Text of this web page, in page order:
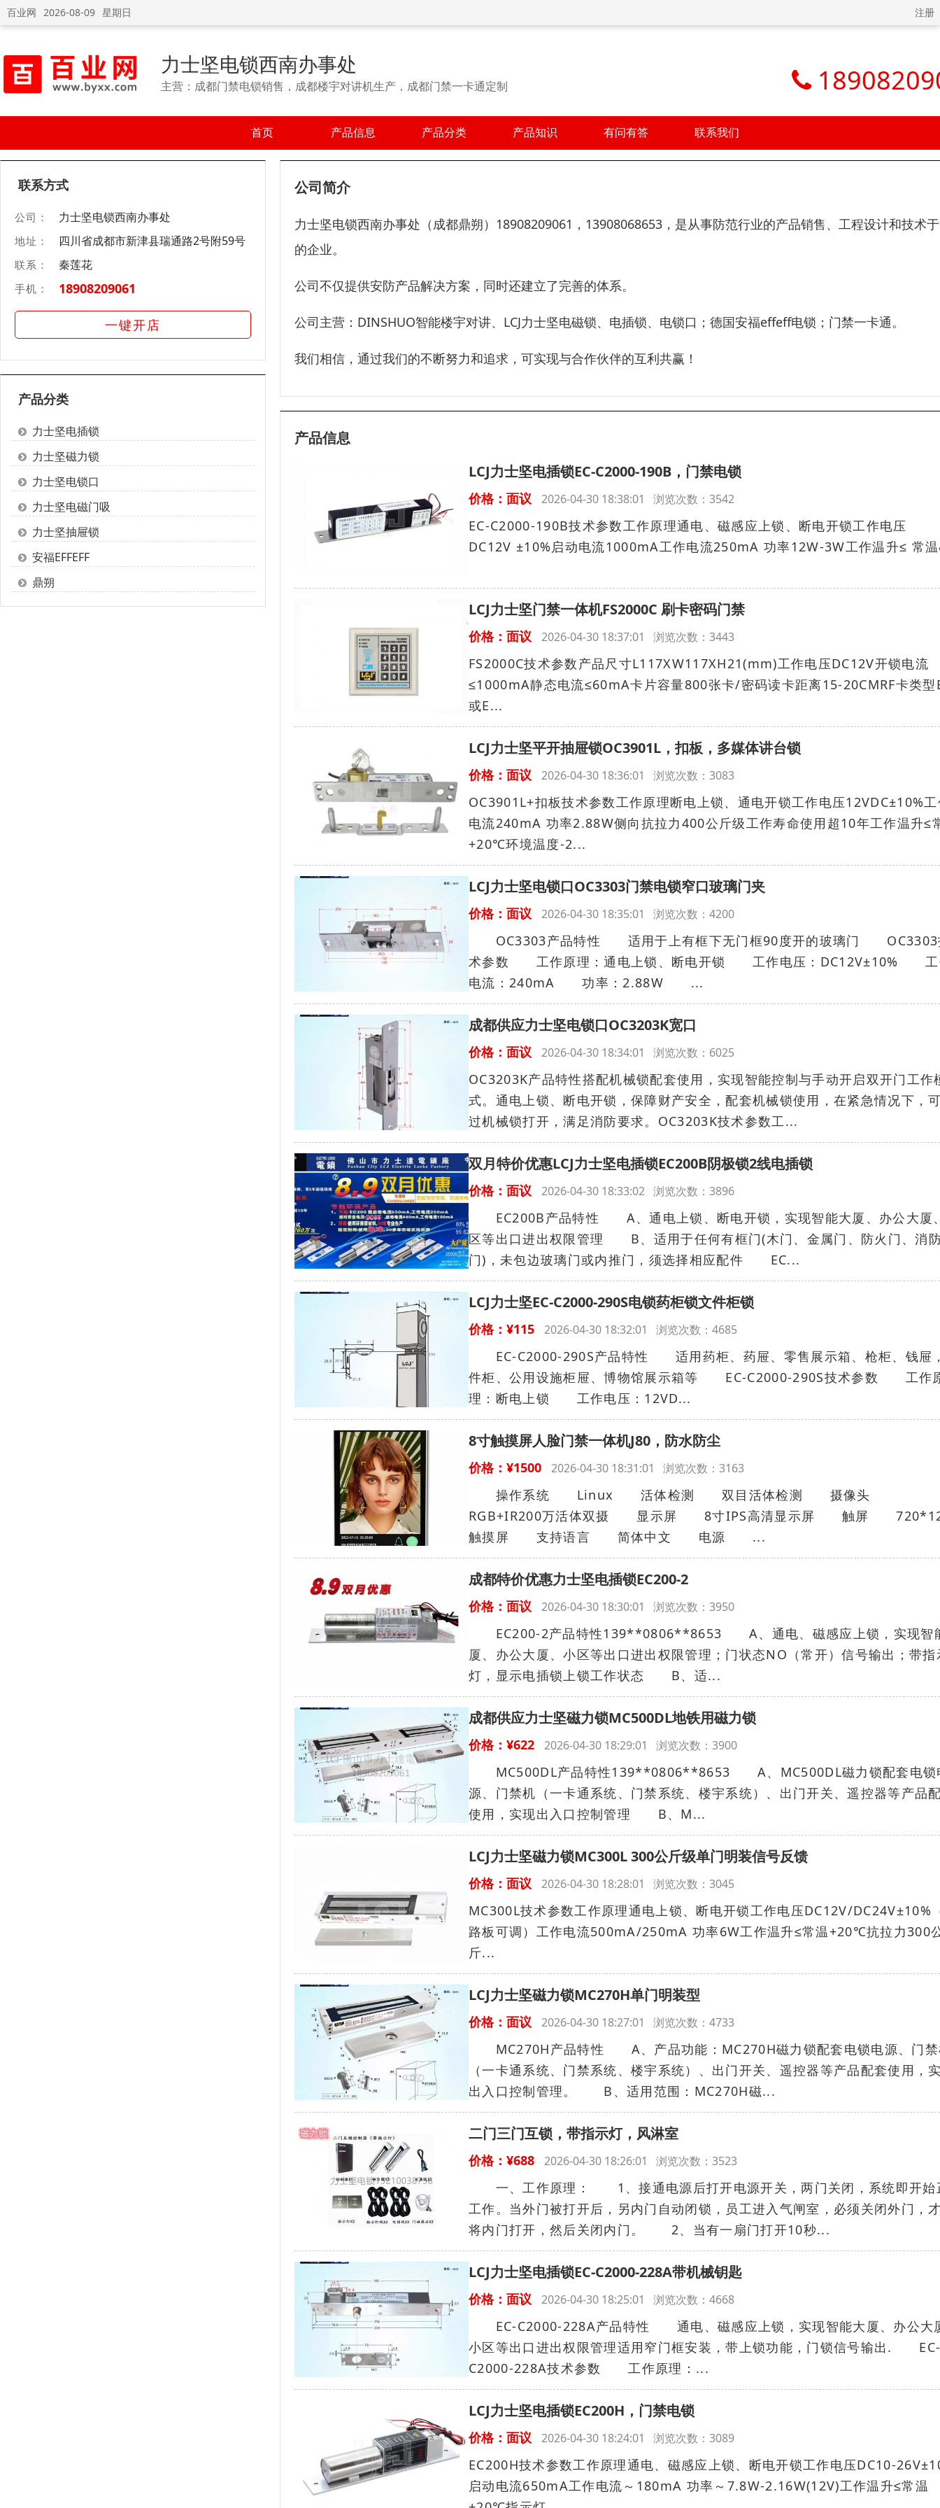
百业网 2026-08-09 星期日 注册
力士坚电锁西南办事处
主营：成都门禁电锁销售，成都楼宇对讲机生产，成都门禁一卡通定制
首页 产品信息 产品分类 产品知识 有问有答 联系我们
联系方式
公司： 力士坚电锁西南办事处
地址： 四川省成都市新津县瑞通路2号附59号
联系： 秦莲花
手机： 18908209061
一键开店
产品分类
力士坚电插锁
力士坚磁力锁
力士坚电锁口
力士坚电磁门吸
力士坚抽屉锁
安福EFFEFF
鼎朔
公司简介
力士坚电锁西南办事处（成都鼎朔）18908209061，13908068653，是从事防范行业的产品销售、工程设计和技术
的企业。
公司不仅提供安防产品解决方案，同时还建立了完善的体系。
公司主营：DINSHUO智能楼宇对讲、LCJ力士坚电磁锁、电插锁、电锁口；德国安福effeff电锁；门禁一卡通。
我们相信，通过我们的不断努力和追求，可实现与合作伙伴的互利共赢！
产品信息
LCJ力士坚电插锁EC-C2000-190B，门禁电锁
价格：面议 2026-04-30 18:38:01 浏览次数：3542
EC-C2000-190B技术参数工作原理通电、磁感应上锁、断电开锁工作电压
DC12V ±10%启动电流1000mA工作电流250mA 功率12W-3W工作温升≤ 常
LCJ力士坚门禁一体机FS2000C 刷卡密码门禁
价格：面议 2026-04-30 18:37:01 浏览次数：3443
FS2000C技术参数产品尺寸L117XW117XH21(mm)工作电压DC12V开锁电流
≤1000mA静态电流≤60mA卡片容量800张卡/密码读卡距离15-20CMRF卡类型
或E...
LCJ力士坚平开抽屉锁OC3901L，扣板，多媒体讲台锁
价格：面议 2026-04-30 18:36:01 浏览次数：3083
OC3901L+扣板技术参数工作原理断电上锁、通电开锁工作电压12VDC±10%
电流240mA 功率2.88W侧向抗拉力400公斤级工作寿命使用超10年工作温升≤
+20℃环境温度-2...
LCJ力士坚电锁口OC3303门禁电锁窄口玻璃门夹
价格：面议 2026-04-30 18:35:01 浏览次数：4200
OC3303产品特性 适用于上有框下无门框90度开的玻璃门 OC3303
术参数 工作原理：通电上锁、断电开锁 工作电压：DC12V±10% 工
电流：240mA 功率：2.88W ...
成都供应力士坚电锁口OC3203K宽口
价格：面议 2026-04-30 18:34:01 浏览次数：6025
OC3203K产品特性搭配机械锁配套使用，实现智能控制与手动开启双开门工作
式。通电上锁、断电开锁，保障财产安全，配套机械锁使用，在紧急情况下，
过机械锁打开，满足消防要求。OC3203K技术参数工...
双月特价优惠LCJ力士坚电插锁EC200B阴极锁2线电插锁
价格：面议 2026-04-30 18:33:02 浏览次数：3896
EC200B产品特性 A、通电上锁、断电开锁，实现智能大厦、办公大厦
区等出口进出权限管理 B、适用于任何有框门(木门、金属门、防火门、消
门)，未包边玻璃门或内推门，须选择相应配件 EC...
LCJ力士坚EC-C2000-290S电锁药柜锁文件柜锁
价格：¥115 2026-04-30 18:32:01 浏览次数：4685
EC-C2000-290S产品特性 适用药柜、药屉、零售展示箱、枪柜、钱屉
件柜、公用设施柜屉、博物馆展示箱等 EC-C2000-290S技术参数 工作
理：断电上锁 工作电压：12VD...
8寸触摸屏人脸门禁一体机J80，防水防尘
价格：¥1500 2026-04-30 18:31:01 浏览次数：3163
操作系统 Linux 活体检测 双目活体检测 摄像头
RGB+IR200万活体双摄 显示屏 8寸IPS高清显示屏 触屏
触摸屏 支持语言 简体中文 电源 ...
成都特价优惠力士坚电插锁EC200-2
价格：面议 2026-04-30 18:30:01 浏览次数：3950
EC200-2产品特性139**0806**8653 A、通电、磁感应上锁，实现智
厦、办公大厦、小区等出口进出权限管理；门状态NO（常开）信号输出；带指
灯，显示电插锁上锁工作状态 B、适...
成都供应力士坚磁力锁MC500DL地铁用磁力锁
价格：¥622 2026-04-30 18:29:01 浏览次数：3900
MC500DL产品特性139**0806**8653 A、MC500DL磁力锁配套电锁
源、门禁机（一卡通系统、门禁系统、楼宇系统）、出门开关、遥控器等产品
使用，实现出入口控制管理 B、M...
LCJ力士坚磁力锁MC300L 300公斤级单门明装信号反馈
价格：面议 2026-04-30 18:28:01 浏览次数：3045
MC300L技术参数工作原理通电上锁、断电开锁工作电压DC12V/DC24V±10%
路板可调）工作电流500mA/250mA 功率6W工作温升≤常温+20℃抗拉力300
斤...
LCJ力士坚磁力锁MC270H单门明装型
价格：面议 2026-04-30 18:27:01 浏览次数：4733
MC270H产品特性 A、产品功能：MC270H磁力锁配套电锁电源、门
（一卡通系统、门禁系统、楼宇系统）、出门开关、遥控器等产品配套使用，
出入口控制管理。 B、适用范围：MC270H磁...
二门三门互锁，带指示灯，风淋室
价格：¥688 2026-04-30 18:26:01 浏览次数：3523
一、工作原理： 1、接通电源后打开电源开关，两门关闭，系统即开始
工作。当外门被打开后，另内门自动闭锁，员工进入气闸室，必须关闭外门，
将内门打开，然后关闭内门。 2、当有一扇门打开10秒...
LCJ力士坚电插锁EC-C2000-228A带机械钥匙
价格：面议 2026-04-30 18:25:01 浏览次数：4668
EC-C2000-228A产品特性 通电、磁感应上锁，实现智能大厦、办公大
小区等出口进出权限管理适用窄门框安装，带上锁功能，门锁信号输出.
C2000-228A技术参数 工作原理：...
LCJ力士坚电插锁EC200H，门禁电锁
价格：面议 2026-04-30 18:24:01 浏览次数：3089
EC200H技术参数工作原理通电、磁感应上锁、断电开锁工作电压DC10-
启动电流650mA工作电流～180mA 功率～7.8W-2.16W(12V)工作温升≤常温